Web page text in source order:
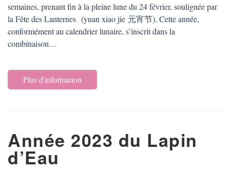
semaines, prenant fin à la pleine lune du 24 février, soulignée par
la Fête des Lanternes (yuan xiao jie 元宵节). Cette année,
conformément au calendrier lunaire, s’inscrit dans la
combinaison…
Plus d'information
Année 2023 du Lapin
d’Eau